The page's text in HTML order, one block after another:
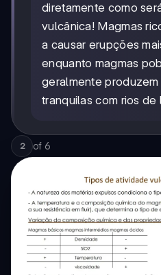
diretamente como
vulcânica! Magmas
a causar erupções
enquanto magmas
geralmente
tranquilas com rios de
2 of 6